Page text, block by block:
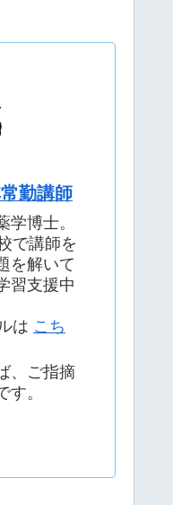
勤講師
学博士。
で講師を
を解いて
習支援中
は こち
、ご指摘
。